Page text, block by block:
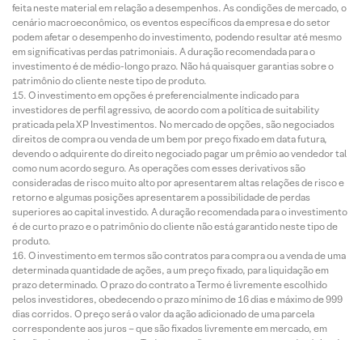
feita neste material em relação a desempenhos. As condições de mercado, o
cenário macroeconômico, os eventos específicos da empresa e do setor
podem afetar o desempenho do investimento, podendo resultar até mesmo
em significativas perdas patrimoniais. A duração recomendada para o
investimento é de médio-longo prazo. Não há quaisquer garantias sobre o
patrimônio do cliente neste tipo de produto.
O investimento em opções é preferencialmente indicado para
investidores de perfil agressivo, de acordo com a política de suitability
praticada pela XP Investimentos. No mercado de opções, são negociados
direitos de compra ou venda de um bem por preço fixado em data futura,
devendo o adquirente do direito negociado pagar um prêmio ao vendedor tal
como num acordo seguro. As operações com esses derivativos são
consideradas de risco muito alto por apresentarem altas relações de risco e
retorno e algumas posições apresentarem a possibilidade de perdas
superiores ao capital investido. A duração recomendada para o investimento
é de curto prazo e o patrimônio do cliente não está garantido neste tipo de
produto.
O investimento em termos são contratos para compra ou a venda de uma
determinada quantidade de ações, a um preço fixado, para liquidação em
prazo determinado. O prazo do contrato a Termo é livremente escolhido
pelos investidores, obedecendo o prazo mínimo de 16 dias e máximo de 999
dias corridos. O preço será o valor da ação adicionado de uma parcela
correspondente aos juros – que são fixados livremente em mercado, em